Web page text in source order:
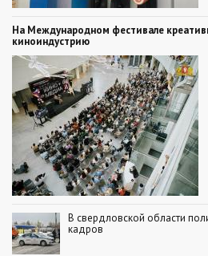
На Международном фестивале
киноиндустрию
В свердловской области
кадров